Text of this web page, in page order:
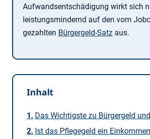
Aufwandsentschädigung wirkt sich
leistungsmindernd auf den vom
gezahlten Bürgergeld-Satz aus.
Inhalt
Das Wichtigste zu Bürgergeld
Ist das Pflegegeld ein